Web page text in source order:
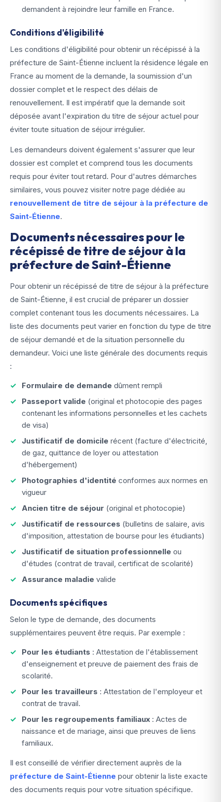
demandent à rejoindre leur famille en France.
Conditions d'éligibilité
Les conditions d'éligibilité pour obtenir un récépissé à la
préfecture de Saint-Étienne incluent la résidence légale en
France au moment de la demande, la soumission d'un
dossier complet et le respect des délais de
renouvellement. Il est impératif que la demande soit
déposée avant l'expiration du titre de séjour actuel pour
éviter toute situation de séjour irrégulier.
Les demandeurs doivent également s'assurer que leur
dossier est complet et comprend tous les documents
requis pour éviter tout retard. Pour d'autres démarches
similaires, vous pouvez visiter notre page dédiée au
renouvellement de titre de séjour à la préfecture de
Saint-Étienne.
Documents nécessaires pour le
récépissé de titre de séjour à la
préfecture de Saint-Étienne
Pour obtenir un récépissé de titre de séjour à la préfecture
de Saint-Étienne, il est crucial de préparer un dossier
complet contenant tous les documents nécessaires. La
liste des documents peut varier en fonction du type de titre
de séjour demandé et de la situation personnelle du
demandeur. Voici une liste générale des documents requis
:
Formulaire de demande dûment rempli
Passeport valide (original et photocopie des pages
contenant les informations personnelles et les cachets
de visa)
Justificatif de domicile récent (facture d'électricité,
de gaz, quittance de loyer ou attestation
d'hébergement)
Photographies d'identité conformes aux normes en
vigueur
Ancien titre de séjour (original et photocopie)
Justificatif de ressources (bulletins de salaire, avis
d'imposition, attestation de bourse pour les étudiants)
Justificatif de situation professionnelle ou
d'études (contrat de travail, certificat de scolarité)
Assurance maladie valide
Documents spécifiques
Selon le type de demande, des documents
supplémentaires peuvent être requis. Par exemple :
Pour les étudiants : Attestation de l'établissement
d'enseignement et preuve de paiement des frais de
scolarité.
Pour les travailleurs : Attestation de l'employeur et
contrat de travail.
Pour les regroupements familiaux : Actes de
naissance et de mariage, ainsi que preuves de liens
familiaux.
Il est conseillé de vérifier directement auprès de la
préfecture de Saint-Étienne pour obtenir la liste exacte
des documents requis pour votre situation spécifique.